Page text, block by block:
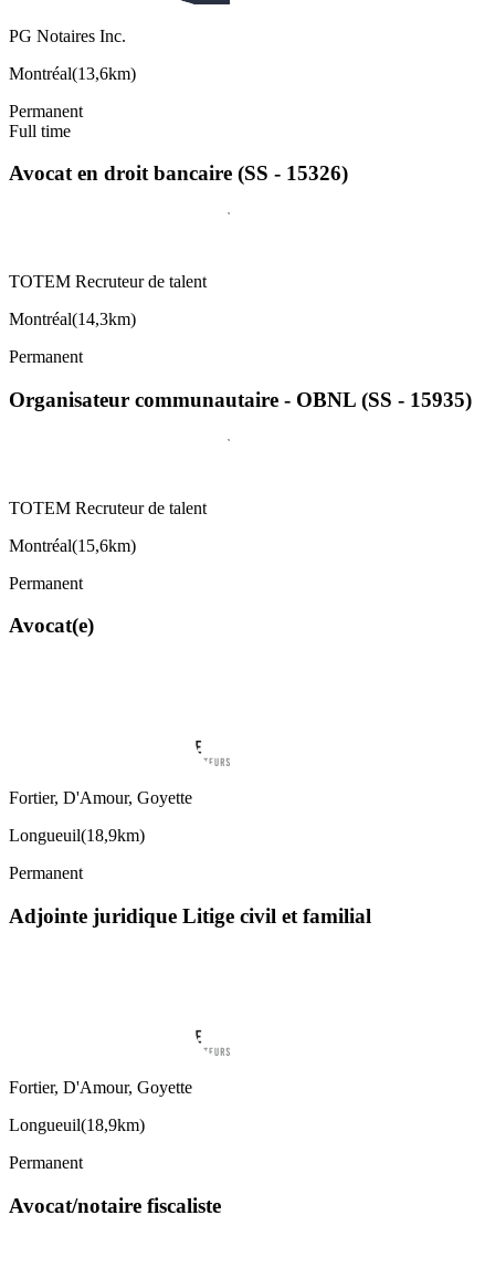
PG Notaires Inc.
Montréal(13,6km)
Permanent
Full time
Avocat en droit bancaire (SS - 15326)
TOTEM Recruteur de talent
Montréal(14,3km)
Permanent
Organisateur communautaire - OBNL (SS - 15935)
TOTEM Recruteur de talent
Montréal(15,6km)
Permanent
Avocat(e)
Fortier, D'Amour, Goyette
Longueuil(18,9km)
Permanent
Adjointe juridique Litige civil et familial
Fortier, D'Amour, Goyette
Longueuil(18,9km)
Permanent
Avocat/notaire fiscaliste